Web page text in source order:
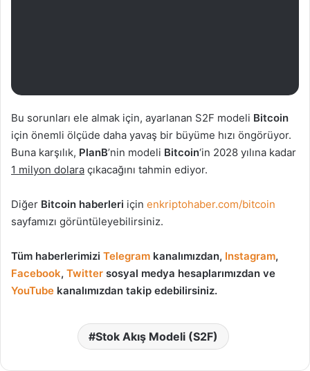
Bu sorunları ele almak için, ayarlanan S2F modeli Bitcoin
için önemli ölçüde daha yavaş bir büyüme hızı öngörüyor.
Buna karşılık, PlanB’nin modeli Bitcoin‘in 2028 yılına kadar
1 milyon dolara çıkacağını tahmin ediyor.
Diğer Bitcoin haberleri için enkriptohaber.com/bitcoin
sayfamızı görüntüleyebilirsiniz.
Tüm haberlerimizi Telegram kanalımızdan, Instagram,
Facebook, Twitter sosyal medya hesaplarımızdan ve
YouTube kanalımızdan takip edebilirsiniz.
Stok Akış Modeli (S2F)